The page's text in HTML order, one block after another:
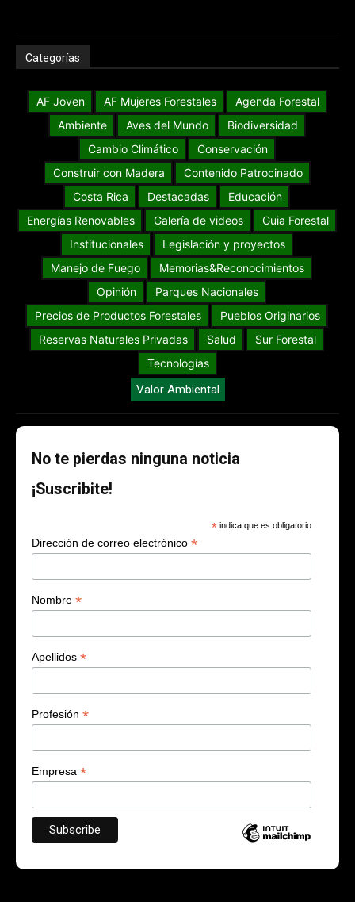
Categorías
AF Joven AF Mujeres Forestales
Agenda Forestal
Ambiente
Aves del Mundo
Biodiversidad
Cambio Climático
Conservación
Construir con Madera
Contenido Patrocinado
Costa Rica
Destacadas
Educación
Energías Renovables
Galería de videos
Guia Forestal
Institucionales
Legislación y proyectos
Manejo de Fuego
Memorias&Reconocimientos
Opinión
Parques Nacionales
Precios de Productos Forestales
Pueblos Originarios
Reservas Naturales Privadas
Salud
Sur Forestal
Tecnologías
Valor Ambiental
No te pierdas ninguna noticia
¡Suscribite!
* indica que es obligatorio
Dirección de correo electrónico *
Nombre *
Apellidos *
Profesión *
Empresa *